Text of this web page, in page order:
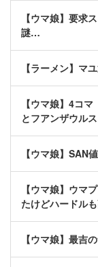
【ウマ娘】要求
謎…
【ラーメン】マ
【ウマ娘】4コ
とフアンザウルス
【ウマ娘】SAN
【ウマ娘】ウマ
たけどハードル
【ウマ娘】最吉